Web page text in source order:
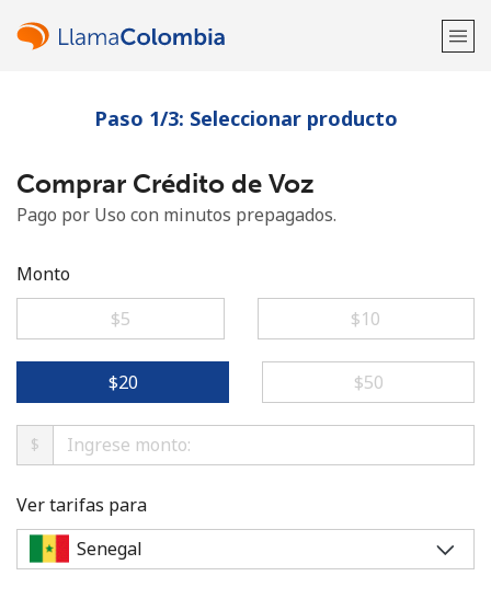
¡Bienvenido!
¿Ya tienes una cuenta?Inicia sesión →
Paso 1/3: Seleccionar producto
Comprar Crédito de Voz
Pago por Uso con minutos prepagados.
Monto
⁦$5⁩
⁦$10⁩
⁦$20⁩ ⁦$50⁩
$
Ver tarifas para